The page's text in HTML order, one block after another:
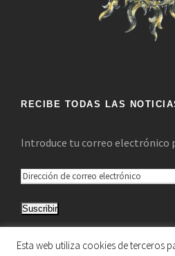
RECIBE TODAS LAS
Introduce tu correo electrónico
D
r
e
c
Suscribir
Únete a otros 5.033 suscriptores
Esta web utiliza cookies de terceros